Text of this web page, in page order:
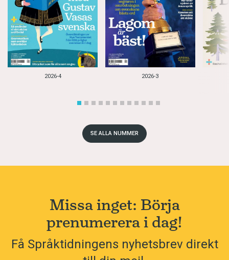
2026-4 2026-3
SE ALLA NUMMER
Missa inget: Börja
prenumerera i dag!
Få Språktidningens nyhetsbrev direkt